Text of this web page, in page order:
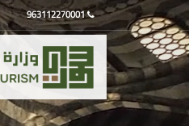
963112270001